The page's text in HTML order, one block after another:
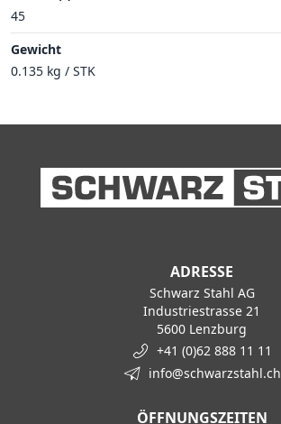
45
Gewicht
0.135 kg / STK
ADRESSE
Schwarz Stahl AG
Industriestrasse 21
5600 Lenzburg
+41 (0)62 888 11 11
info@schwarzstahl.ch
ÖFFNUNGSZEITEN